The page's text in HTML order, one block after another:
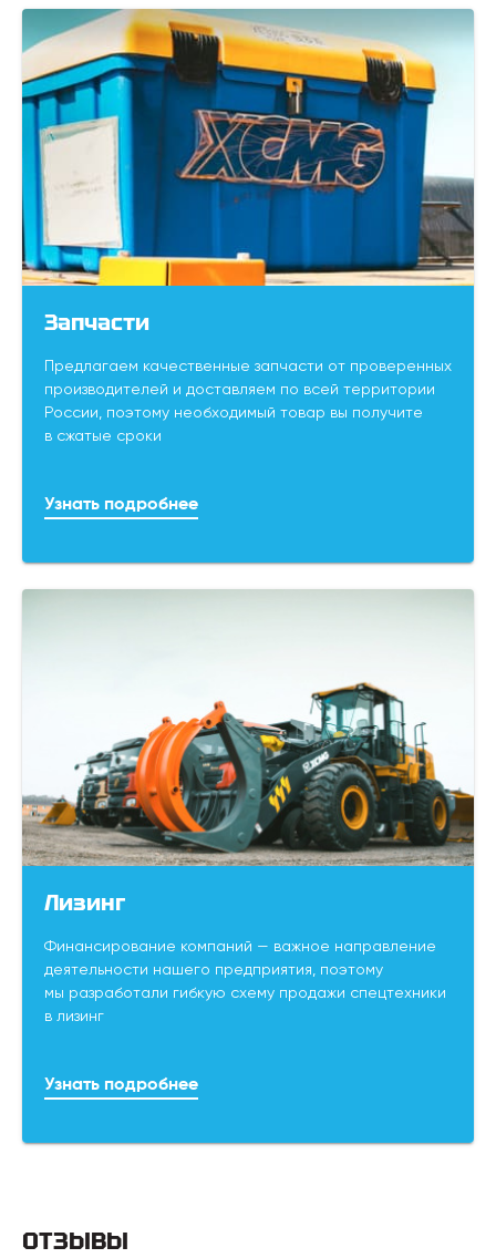
Запчасти
Предлагаем качественные запчасти от проверенных
производителей и доставляем по всей территории
России, поэтому необходимый товар вы получите
в сжатые сроки
Узнать подробнее
Лизинг
Финансирование компаний — важное направление
деятельности нашего предприятия, поэтому
мы разработали гибкую схему продажи спецтехники
в лизинг
Узнать подробнее
ОТЗЫВЫ